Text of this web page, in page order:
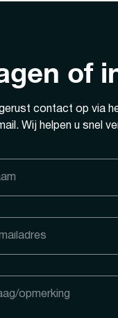
of
contact op via
Wij helpen u snel